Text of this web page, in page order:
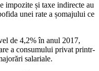
impozite și taxe indirecte au
unei rate a șomajului ce
de 4,2% în anul 2017,
a consumului privat printr-
salariale.